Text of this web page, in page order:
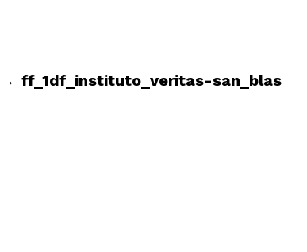
ff_1df_instituto_veritas-san_blas